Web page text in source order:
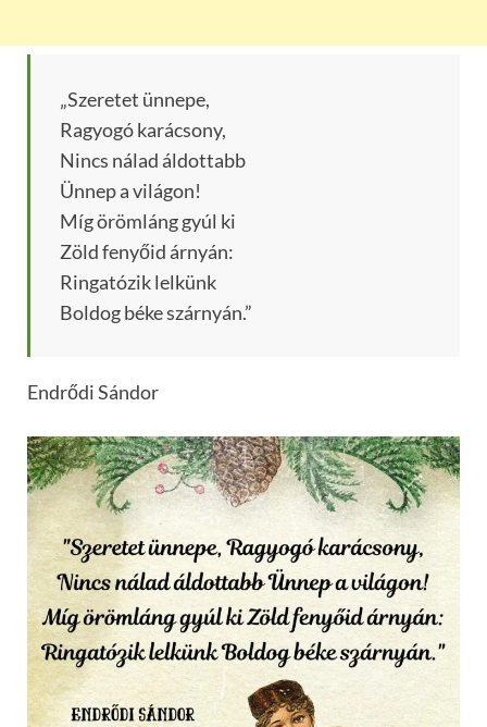
„Szeretet ünnepe,
Ragyogó karácsony,
Nincs nálad áldottabb
Ünnep a világon!
Míg örömláng gyúl ki
Zöld fenyőid árnyán:
Ringatózik lelkünk
Boldog béke szárnyán.”
Endrődi Sándor